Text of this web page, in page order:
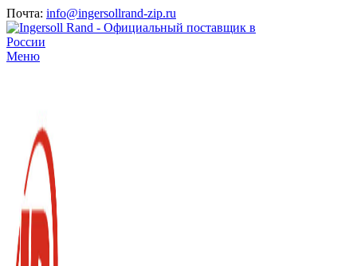
Почта: info@ingersollrand-zip.ru
Меню